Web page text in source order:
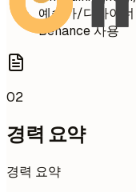
예술가/디자이
Behance 사용
02
경력 요약
경력 요약